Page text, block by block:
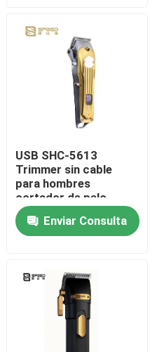
USB SHC-5613
Trimmer sin cable
para hombres
cortador de pelo
portátil
Enviar Consulta